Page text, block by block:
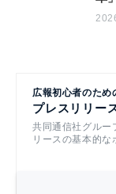
広報初心者のため
プレスリリー
共同通信社グルー
リースの基本的な